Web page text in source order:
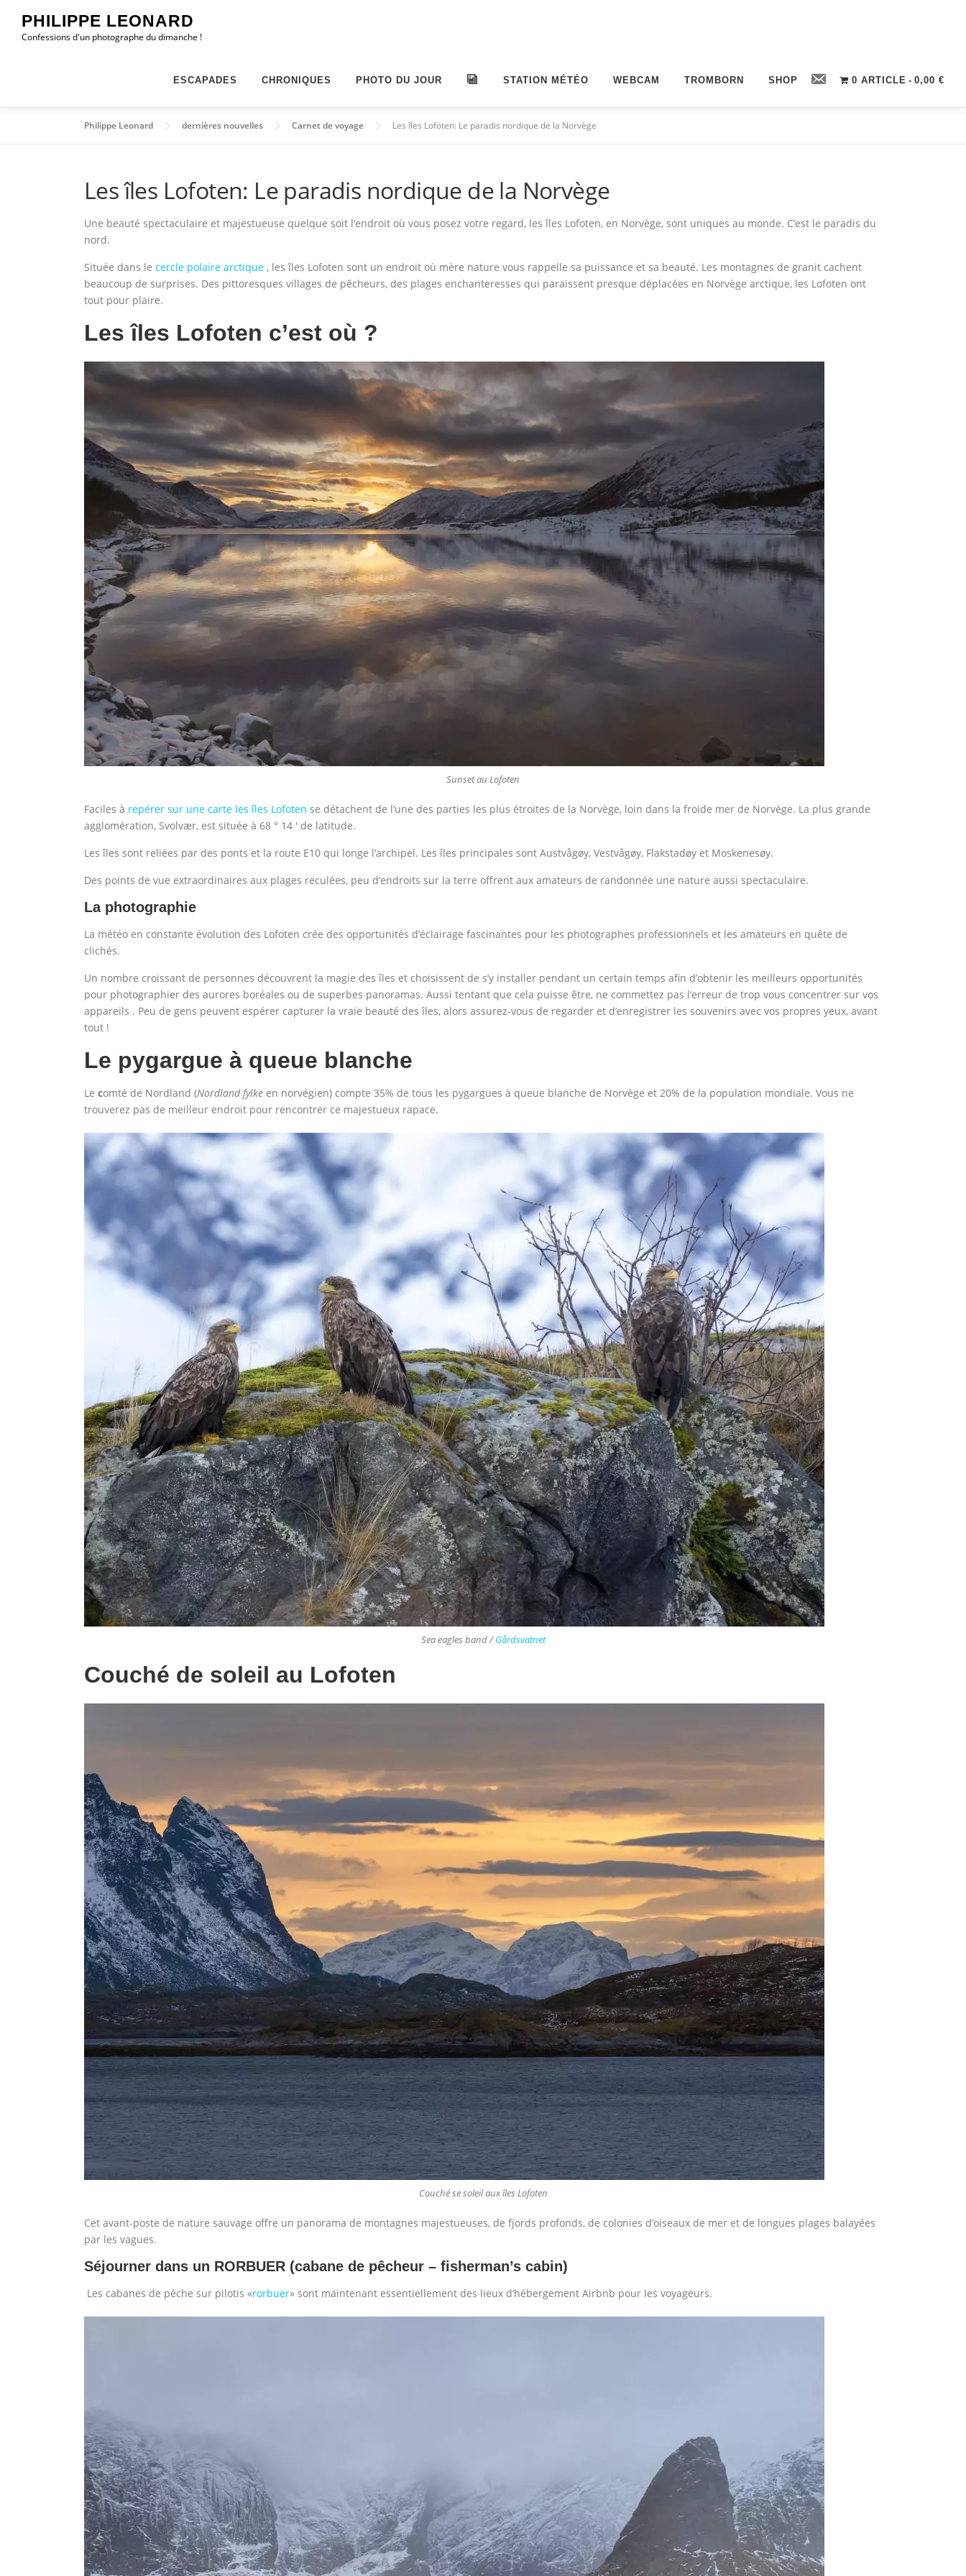
contenu
PHILIPPE LEONARD
Confessions d'un photographe du dimanche !
ESCAPADES CHRONIQUES PHOTO DU JOUR ALBUMSSTATION MÉTÉO WEBCAM TROMBORN SHOP Contact0 ARTICLE 0,00 €
Philippe Leonard dernières nouvelles Carnet de voyage Les îles Lofoten: Le paradis nordique de la Norvège
Les îles Lofoten: Le paradis nordique de la Norvège
Une beauté spectaculaire et majestueuse quelque soit l’endroit où vous posez votre regard, les îles Lofoten, en Norvège, sont uniques au monde. C’est le paradis du
nord.
Située dans le cercle polaire arctique , les îles Lofoten sont un endroit où mère nature vous rappelle sa puissance et sa beauté. Les montagnes de granit cachent
beaucoup de surprises. Des pittoresques villages de pêcheurs, des plages enchanteresses qui paraissent presque déplacées en Norvège arctique, les Lofoten ont
tout pour plaire.
Les îles Lofoten c’est où ?
Sunset au Lofoten
Faciles à repérer sur une carte les îles Lofoten se détachent de l’une des parties les plus étroites de la Norvège, loin dans la froide mer de Norvège. La plus grande
agglomération, Svolvær, est située à 68 ° 14 ′ de latitude.
Les îles sont reliées par des ponts et la route E10 qui longe l’archipel. Les îles principales sont Austvågøy, Vestvågøy, Flakstadøy et Moskenesøy.
Des points de vue extraordinaires aux plages reculées, peu d’endroits sur la terre offrent aux amateurs de randonnée une nature aussi spectaculaire.
La photographie
La météo en constante évolution des Lofoten crée des opportunités d’éclairage fascinantes pour les photographes professionnels et les amateurs en quête de
clichés.
Un nombre croissant de personnes découvrent la magie des îles et choisissent de s’y installer pendant un certain temps afin d’obtenir les meilleurs opportunités
pour photographier des aurores boréales ou de superbes panoramas. Aussi tentant que cela puisse être, ne commettez pas l’erreur de trop vous concentrer sur vos
appareils . Peu de gens peuvent espérer capturer la vraie beauté des îles, alors assurez-vous de regarder et d’enregistrer les souvenirs avec vos propres yeux, avant
tout !
Le pygargue à queue blanche
Le comté de Nordland (Nordland fylke en norvégien) compte 35% de tous les pygargues à queue blanche de Norvège et 20% de la population mondiale. Vous ne
trouverez pas de meilleur endroit pour rencontrer ce majestueux rapace.
Sea eagles band /Gårdsvatnet
Couché de soleil au Lofoten
Couché se soleil aux îles Lofoten
Cet avant-poste de nature sauvage offre un panorama de montagnes majestueuses, de fjords profonds, de colonies d’oiseaux de mer et de longues plages balayées
par les vagues.
Séjourner dans un RORBUER (cabane de pêcheur – fisherman’s cabin)
Les cabanes de pêche sur pilotis «rorbuer» sont maintenant essentiellement des lieux d’hébergement Airbnb pour les voyageurs.